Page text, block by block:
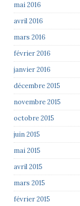
mai 2016
avril 2016
mars 2016
février 2016
janvier 2016
décembre 2015
novembre 2015
octobre 2015
juin 2015
mai 2015
avril 2015
mars 2015
février 2015